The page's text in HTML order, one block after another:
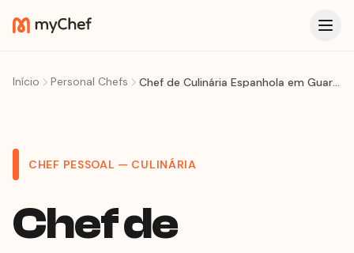
Início Personal Chefs Chef de Culinária Espanhola em Guarujá
CHEF PESSOAL — CULINÁRIA
Chef de